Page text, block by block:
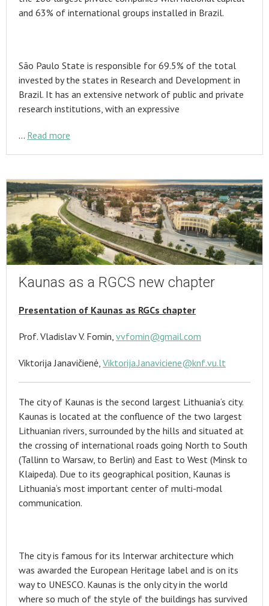
and 63% of international groups installed in Brazil.
São Paulo State is responsible for 69.5% of the total
invested by the states in Research and Development in
Brazil. It has an extensive network of public and private
research institutions, with an expressive
… Read more
Kaunas as a RGCS new chapter
Presentation of Kaunas as RGCs chapter
Prof. Vladislav V. Fomin, vvfomin@gmail.com
Viktorija Janavičienė, Viktorija.Janaviciene@knf.vu.lt
The city of Kaunas is the second largest Lithuania‘s city.
Kaunas is located at the confluence of the two largest
Lithuanian rivers, surrounded by the hills and situated at
the crossing of international roads going North to South
(Tallinn to Warsaw, to Berlin) and East to West (Minsk to
Klaipeda). Due to its geographical position, Kaunas is
Lithuania‘s most important center of multi-modal
communication.
The city is famous for its Interwar architecture which
was awarded the European Heritage label and is on its
way to UNESCO. Kaunas is the only city in the world
where so much of the style of the buildings has survived